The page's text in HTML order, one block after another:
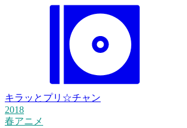
キラッとプリ☆チャン
2018
春アニメ